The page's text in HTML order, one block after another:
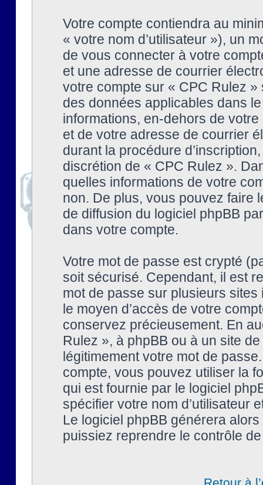
Votre compte contiendra au
« votre nom d’utilisateur »), un
de vous connecter à votre
et une adresse de courrier
votre compte sur « CPC Rulez
des données applicables dans
informations, en-dehors de
et de votre adresse de courrier
durant la procédure
discrétion de « CPC Rulez ».
quelles informations de votre
non. De plus, vous pouvez faire
de diffusion du logiciel phpBB
dans votre compte.
Votre mot de passe est crypté
soit sécurisé. Cependant, il est
mot de passe sur plusieurs
le moyen d’accès de votre
conservez précieusement. En
Rulez », à phpBB ou à un site
légitimement votre mot de
compte, vous pouvez utiliser la
qui est fournie par le logiciel
spécifier votre nom d’utilisateur
Le logiciel phpBB générera
puissiez reprendre le contrôle